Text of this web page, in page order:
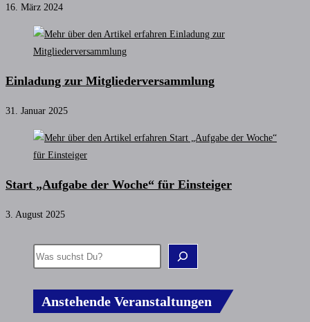
16. März 2024
Einladung zur Mitgliederversammlung
31. Januar 2025
Start „Aufgabe der Woche“ für Einsteiger
3. August 2025
Anstehende Veranstaltungen